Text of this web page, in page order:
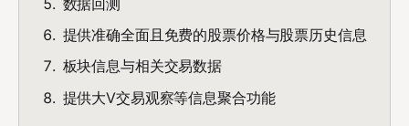
提供准确全面且免费的股票价格与股票历史信息
板块信息与相关交易数据
提供大V交易观察等信息聚合功能